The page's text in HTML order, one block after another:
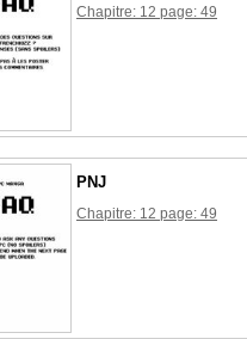
Chapitre: 12 page: 49
PNJ
Chapitre: 12 page: 49